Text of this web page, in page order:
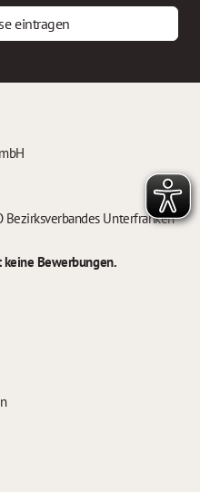
eintragen
Bezirksverbandes Unterfranken
keine Bewerbungen.